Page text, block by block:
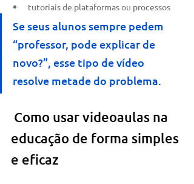
tutoriais de plataformas ou processos
Se seus alunos sempre pedem
“professor, pode explicar de
novo?”, esse tipo de vídeo
resolve metade do problema.
Como usar videoaulas na
educação de forma simples
e eficaz